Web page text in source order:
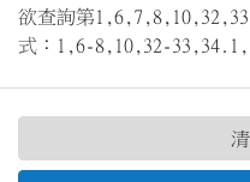
欲查詢第
式：1,6-8,10,32-